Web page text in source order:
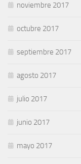
noviembre 2017
octubre 2017
septiembre 2017
agosto 2017
julio 2017
junio 2017
mayo 2017